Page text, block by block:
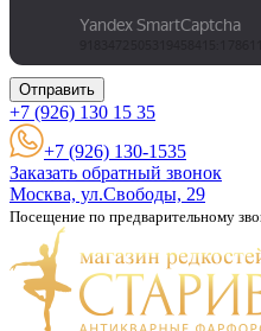
Отправить
+7 (926) 130 15 35
+7 (926) 130-1535
Заказать обратный звонок
Москва, ул.Свободы, 29
Посещение по предварительному